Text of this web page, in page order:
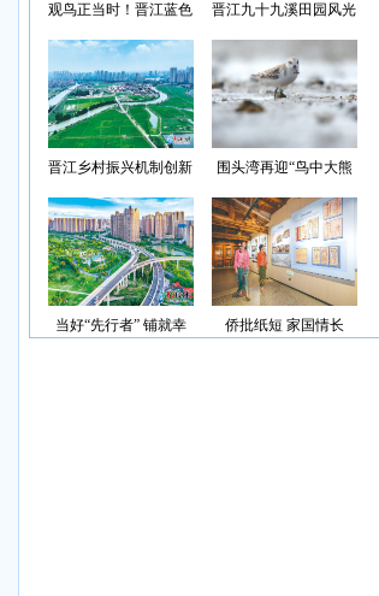
观鸟正当时！晋江蓝色
晋江九十九溪田园风光
光”首批认定名单
晋江乡村振兴机制创新
围头湾再迎“鸟中大熊
当好“先行者” 铺就幸
侨批纸短 家国情长